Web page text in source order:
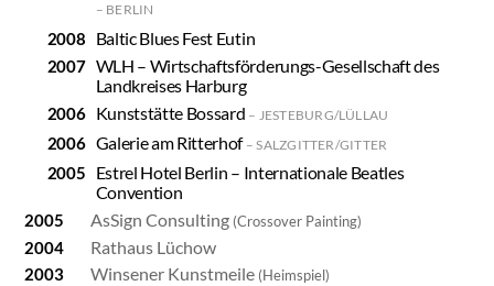
BERLIN
Baltic Blues Fest Eutin
WLH – Wirtschaftsförderungs-Gesellschaft des
Landkreises Harburg
Kunststätte Bossard
JESTEBURG/LÜLLAU
Galerie am Ritterhof SALZGITTER/GITTER
Estrel Hotel Berlin – Internationale Beatles
Convention
2005 AsSign Consulting (Crossover Painting)
2004 Rathaus Lüchow
2003 Winsener Kunstmeile (Heimspiel)